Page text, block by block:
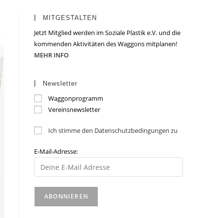
MITGESTALTEN
Jetzt Mitglied werden im Soziale Plastik e.V. und die
kommenden Aktivitäten des Waggons mitplanen!
MEHR INFO
Newsletter
Waggonprogramm
Vereinsnewsletter
Ich stimme den Datenschutzbedingungen zu
E-Mail-Adresse: